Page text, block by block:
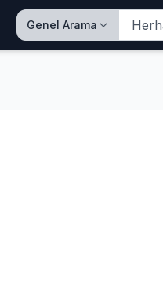
Genel Arama